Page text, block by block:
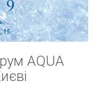
AQUA